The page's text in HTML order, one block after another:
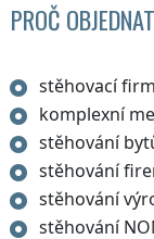
PROČ
stěhovací
komplexní
stěhování
stěhování
stěhování
stěhování